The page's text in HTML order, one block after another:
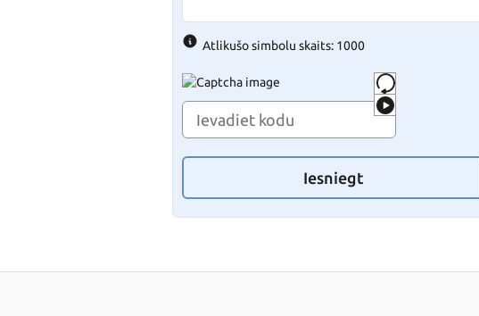
Atlikušo simbolu skaits: 1000
Iesniegt